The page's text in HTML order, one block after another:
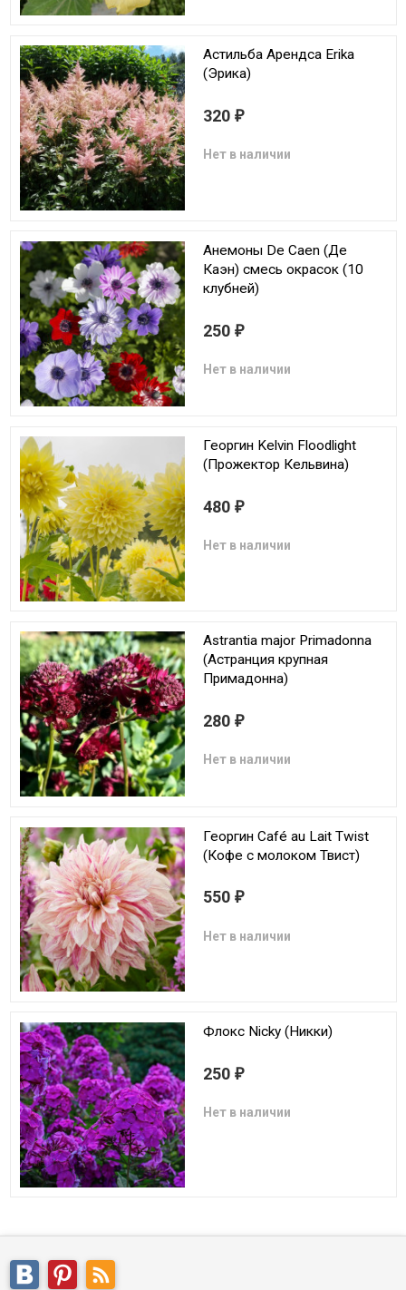
Астильба Арендса Erika
(Эрика)
320 ₽
Нет в наличии
Анемоны De Caen (Де
Каэн) смесь окрасок (10
клубней)
250 ₽
Нет в наличии
Георгин Kelvin Floodlight
(Прожектор Кельвина)
480 ₽
Нет в наличии
Astrantia major Primadonna
(Астранция крупная
Примадонна)
280 ₽
Нет в наличии
Георгин Café au Lait Twist
(Кофе с молоком Твист)
550 ₽
Нет в наличии
Флокс Nicky (Никки)
250 ₽
Нет в наличии